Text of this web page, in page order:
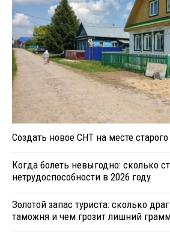
Создать новое СНТ на месте
Когда болеть невыгодно: сколько
нетрудоспособности в 2026 году
Золотой запас туриста: сколько
таможня и чем грозит лишний